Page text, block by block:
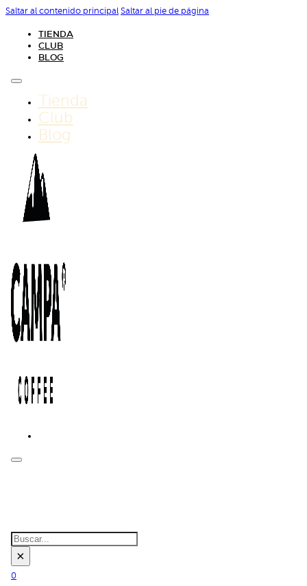
Saltar al contenido principal Saltar al pie de página
TIENDA
CLUB
BLOG
Tienda
Club
Blog
Buscar
×
0